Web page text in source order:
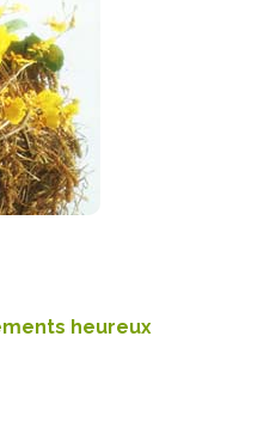
heureux